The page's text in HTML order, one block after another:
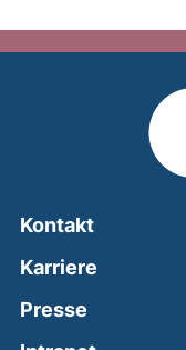
Kontakt
Karriere
Presse